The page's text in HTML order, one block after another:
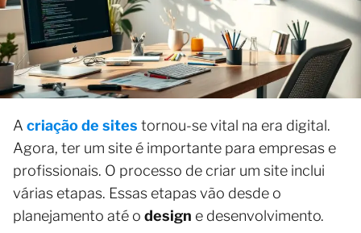
A criação de sites tornou-se vital na era digital.
Agora, ter um site é importante para empresas e
profissionais. O processo de criar um site inclui
várias etapas. Essas etapas vão desde o
planejamento até o design e desenvolvimento.